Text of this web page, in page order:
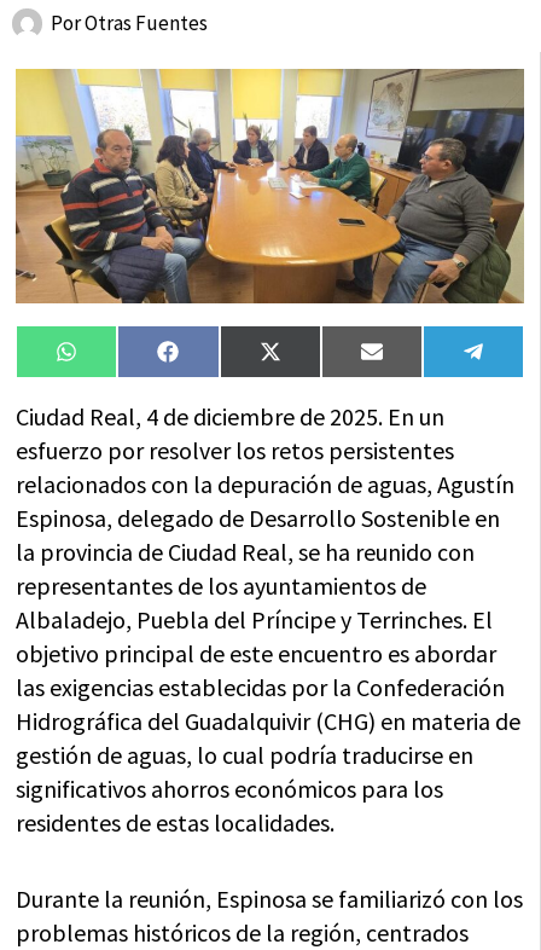
PorOtras Fuentes
Compartir
en
WhatsAppCompartir
en
FacebookCompartir
en
X
(Twitter)
Compartir
en
Email
en
Ciudad Real, 4 de diciembre de 2025. En un
esfuerzo por resolver los retos persistentes
relacionados con la depuración de aguas, Agustín
Espinosa, delegado de Desarrollo Sostenible en
la provincia de Ciudad Real, se ha reunido con
representantes de los ayuntamientos de
Albaladejo, Puebla del Príncipe y Terrinches. El
objetivo principal de este encuentro es abordar
las exigencias establecidas por la Confederación
Hidrográfica del Guadalquivir (CHG) en materia de
gestión de aguas, lo cual podría traducirse en
significativos ahorros económicos para los
residentes de estas localidades.
Durante la reunión, Espinosa se familiarizó con los
problemas históricos de la región, centrados